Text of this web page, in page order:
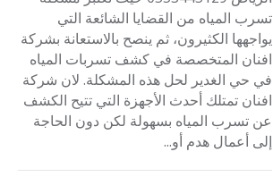
تسرب المياه من القضايا الشائعة التي
يواجهها الكثيرون، ثم ينصح بالاستعانة بشركة
افنان المتخصصة في كشف تسربات المياه
في حي الغدير لحل هذه المشكلة. لان شركة
افنان تمتلك أحدث الأجهزة التي تتيح الكشف
عن تسرب المياه بسهولة لكن دون الحاجة
إلى أعمال هدم أو...